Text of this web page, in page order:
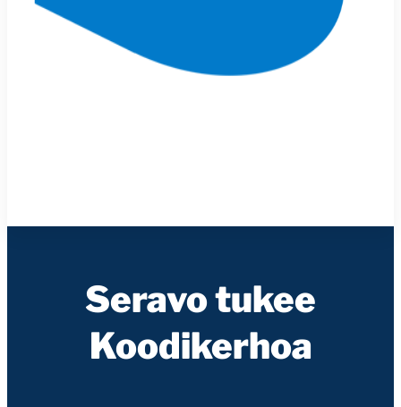
Seravo tukee
Koodikerhoa